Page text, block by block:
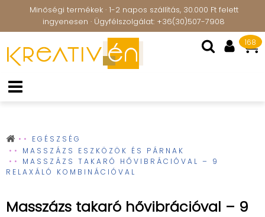
Minőségi termékek · 1-2 napos szállítás, 30.000 Ft felett
ingyenesen · Ügyfélszolgálat: +36(30)507-7908
168
EGÉSZSÉG
MASSZÁZS ESZKÖZÖK ÉS PÁRNAK
MASSZÁZS TAKARÓ HŐVIBRÁCIÓVAL – 9
RELAXÁLÓ KOMBINÁCIÓVAL
Masszázs takaró hővibrációval – 9